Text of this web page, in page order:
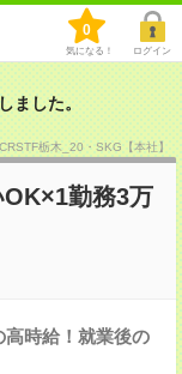
0
気になる！ ログイン
ました。
栃木_20・SKG【本社】
勤務3万
時給！就業後の